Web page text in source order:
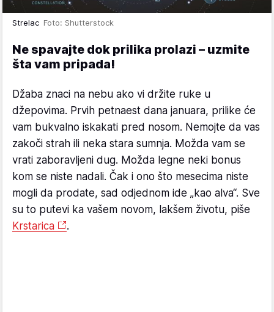
Strelac Foto: Shutterstock
Ne spavajte dok prilika prolazi – uzmite
šta vam pripada!
Džaba znaci na nebu ako vi držite ruke u
džepovima. Prvih petnaest dana januara, prilike će
vam bukvalno iskakati pred nosom. Nemojte da vas
zakoči strah ili neka stara sumnja. Možda vam se
vrati zaboravljeni dug. Možda legne neki bonus
kom se niste nadali. Čak i ono što mesecima niste
mogli da prodate, sad odjednom ide „kao alva“. Sve
su to putevi ka vašem novom, lakšem životu, piše
Krstarica
.